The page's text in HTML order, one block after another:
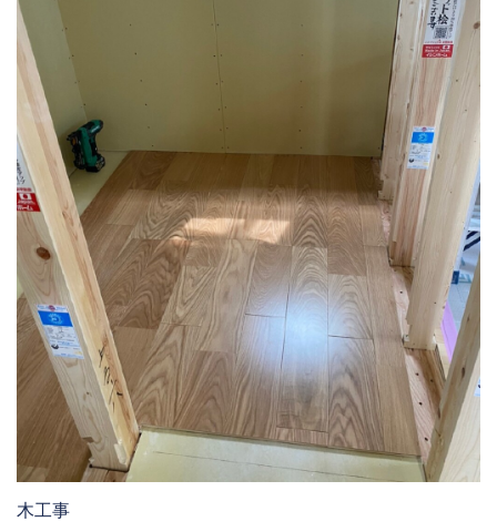
木工事